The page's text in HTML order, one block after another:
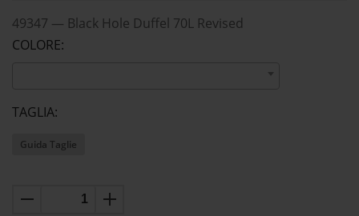
49347 — Black Hole Duffel 70L Revised
COLORE:
TAGLIA:
Guida Taglie